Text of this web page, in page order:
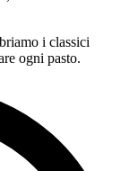
i classici
ogni pasto.